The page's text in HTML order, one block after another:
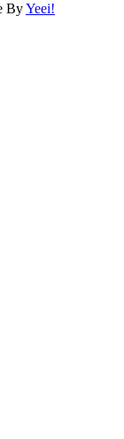
ByYeei!